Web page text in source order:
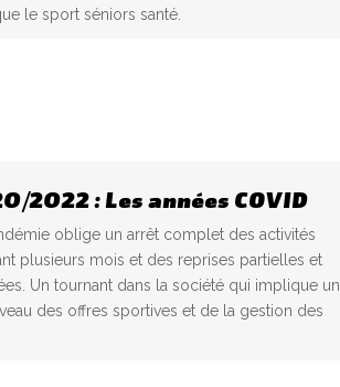
le sport séniors santé.
2022 : Les années COVID
oblige un arrêt complet des activités
plusieurs mois et des reprises partielles et
Un tournant dans la société qui implique un
des offres sportives et de la gestion des